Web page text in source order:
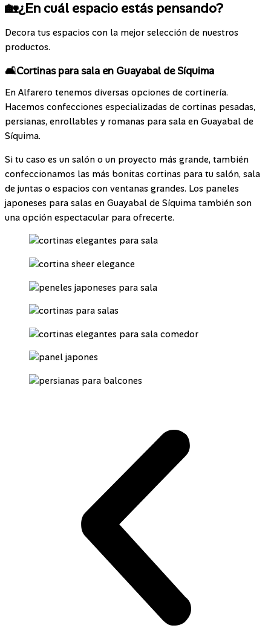
🏡¿En cuál espacio estás pensando?
Decora tus espacios con la mejor selección de nuestros
productos.
🛋️Cortinas para sala en Guayabal de Síquima
En Alfarero tenemos diversas opciones de cortinería.
Hacemos confecciones especializadas de cortinas pesadas,
persianas, enrollables y romanas para sala en Guayabal de
Síquima.
Si tu caso es un salón o un proyecto más grande, también
confeccionamos las más bonitas cortinas para tu salón, sala
de juntas o espacios con ventanas grandes. Los paneles
japoneses para salas en Guayabal de Síquima también son
una opción espectacular para ofrecerte.